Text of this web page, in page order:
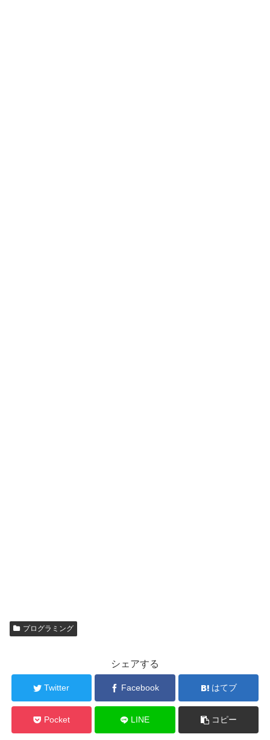
プログラミング
シェアする
Twitter Facebook はてブ
Pocket LINE コピー